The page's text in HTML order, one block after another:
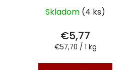
Skladom (4 ks)
€5,77
Jednotková
€57,70 / 1 kg